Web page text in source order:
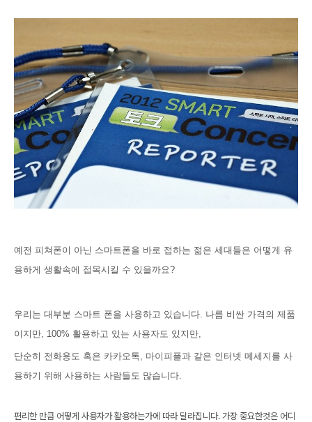
예전 피쳐폰이 아닌 스마트폰을 바로 접하는 젊은 세대들은 어떻게 유
용하게 생활속에 접목시킬 수 있을까요?
우리는 대부분 스마트 폰을 사용하고 있습니다. 나름 비싼 가격의 제품
이지만, 100% 활용하고 있는 사용자도 있지만,
단순히 전화용도 혹은 카카오톡, 마이피플과 같은 인터넷 메세지를 사
용하기 위해 사용하는 사람들도 많습니다.
편리한 만큼 어떻게 사용자가 활용하는가에 따라 달라집니다. 가장 중요한것은 어디